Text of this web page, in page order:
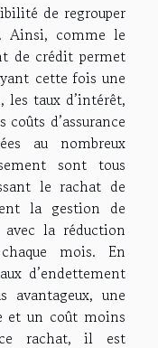
de regrouper
Ainsi, comme le
de crédit permet
cette fois une
les taux d’intérêt,
d’assurance
au nombreux
sont tous
le rachat de
la gestion de
la réduction
mois. En
d’endettement
avantageux, une
et un coût moins
rachat, il est